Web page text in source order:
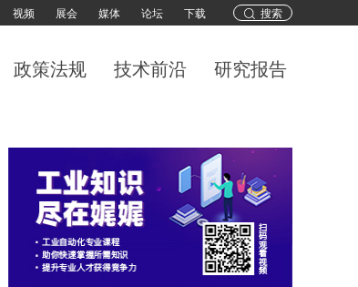
搜索
视频 展会 媒体 论坛 下载
政策法规 技术前沿 研究报告